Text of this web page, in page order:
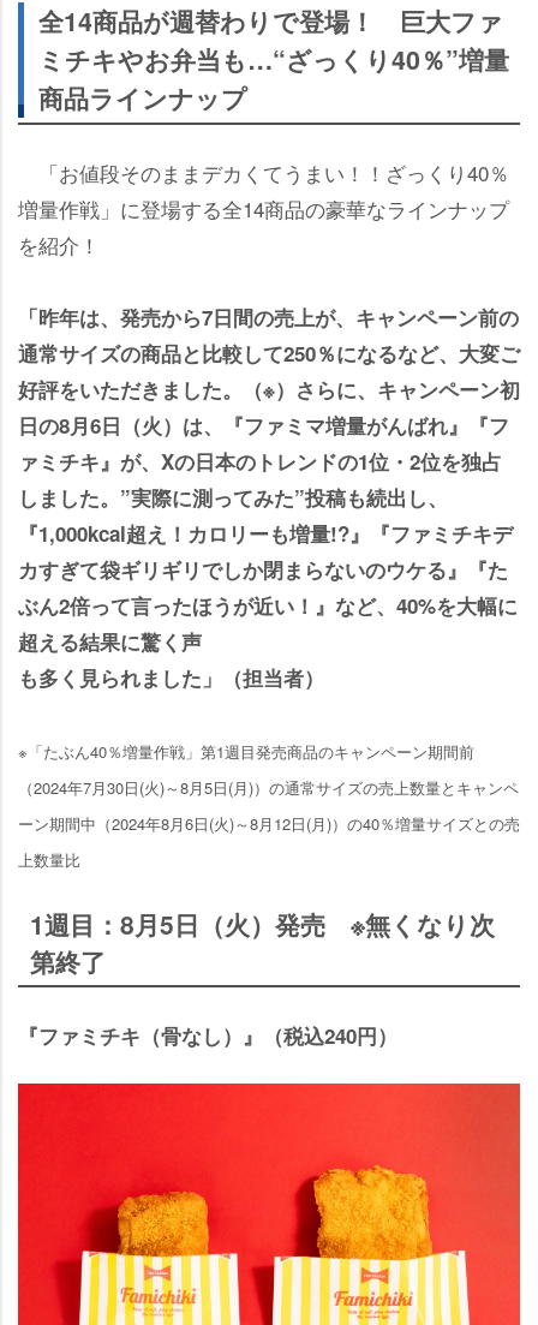
全14商品が週替わりで登場！ 巨大ファ
ミチキやお弁当も…“ざっくり40％”増量
商品ラインナップ
「お値段そのままデカくてうまい！！ざっくり40％
増量作戦」に登場する全14商品の豪華なラインナップ
を紹介！
「昨年は、発売から7日間の売上が、キャンペーン前の
通常サイズの商品と比較して250％になるなど、大変ご
好評をいただきました。（※）さらに、キャンペーン初
日の8月6日（火）は、『ファミマ増量がんばれ』『フ
ァミチキ』が、Xの日本のトレンドの1位・2位を独占
しました。”実際に測ってみた”投稿も続出し、
『1,000kcal超え！カロリーも増量!?』『ファミチキデ
カすぎて袋ギリギリでしか閉まらないのウケる』『た
ぶん2倍って言ったほうが近い！』など、40%を大幅に
超える結果に驚く声
も多く見られました」（担当者）
※「たぶん40％増量作戦」第1週目発売商品のキャンペーン期間前
（2024年7月30日(火)～8月5日(月)）の通常サイズの売上数量とキャンペ
ーン期間中（2024年8月6日(火)～8月12日(月)）の40％増量サイズとの売
上数量比
1週目：8月5日（火）発売 ※無くなり次
第終了
『ファミチキ（骨なし）』（税込240円）